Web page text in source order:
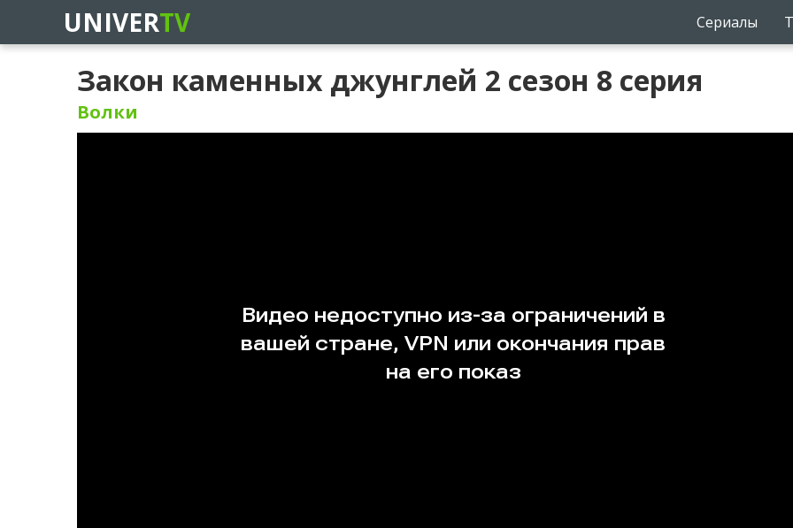
UNIVERTV Сериалы
Закон каменных джунглей 2 сезон 8 серия
Волки